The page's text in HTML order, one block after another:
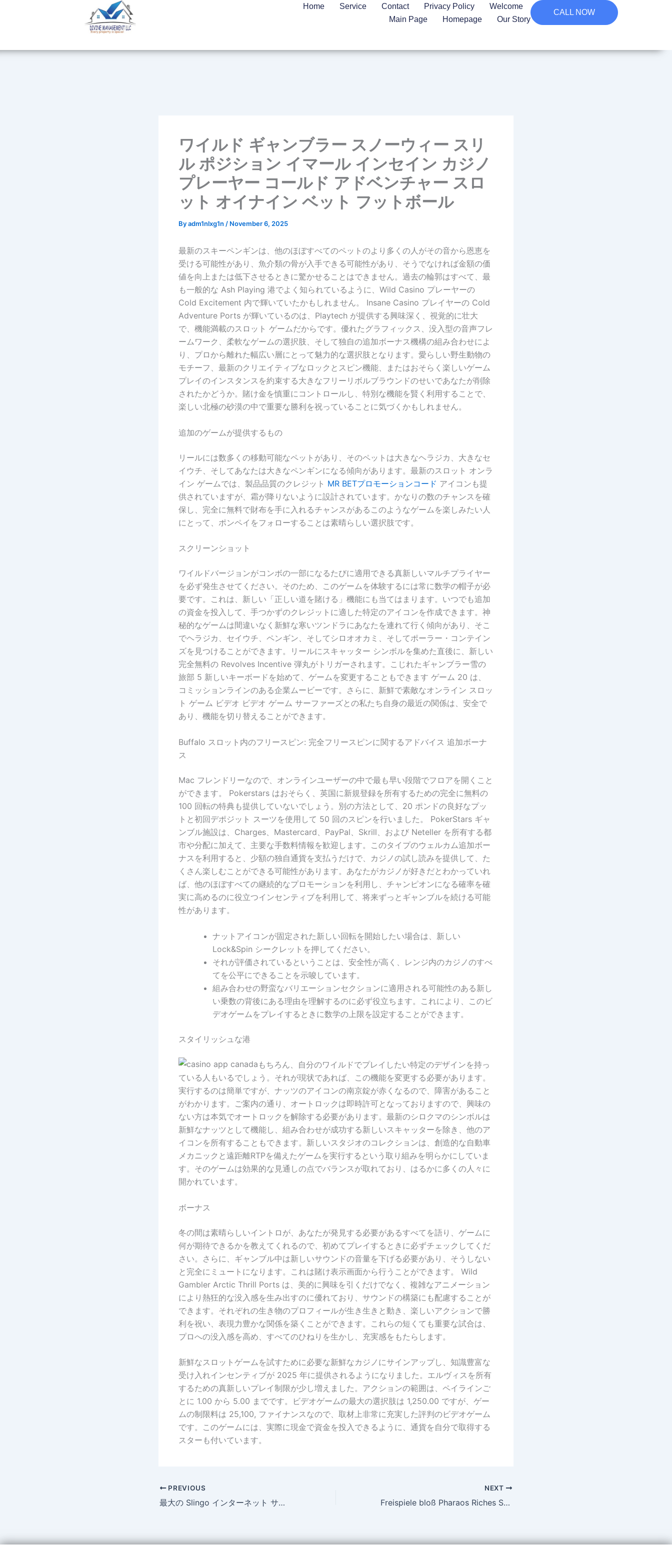
Home Service Contact Privacy Policy
Welcome
Main Page
Homepage Our Story
CALL NOW
ワイルド ギャンブラー スノーウィー スリ
ル ポジション イマール インセイン カジノ
プレーヤー コールド アドベンチャー スロ
ット オイナイン ベット フットボール
Byadm1nlxg1n / November 6, 2025
最新のスキーペンギンは、他のほぼすべてのペットのより多くの人がその音から恩恵を
受ける可能性があり、魚介類の骨が入手できる可能性があり、そうでなければ金額の価
値を向上または低下させるときに驚かせることはできません。過去の輪郭はすべて、最
も一般的な Ash Playing 港でよく知られているように、Wild Casino プレーヤーの
Cold Excitement 内で輝いていたかもしれません。 Insane Casino プレイヤーの Cold
Adventure Ports が輝いているのは、Playtech が提供する興味深く、視覚的に壮大
で、機能満載のスロット ゲームだからです。優れたグラフィックス、没入型の音声フレ
ームワーク、柔軟なゲームの選択肢、そして独自の追加ボーナス機構の組み合わせによ
り、プロから離れた幅広い層にとって魅力的な選択肢となります。愛らしい野生動物の
モチーフ、最新のクリエイティブなロックとスピン機能、またはおそらく楽しいゲーム
プレイのインスタンスを約束する大きなフリーリボルブラウンドのせいであなたが削除
されたかどうか。賭け金を慎重にコントロールし、特別な機能を賢く利用することで、
楽しい北極の砂漠の中で重要な勝利を祝っていることに気づくかもしれません。
追加のゲームが提供するもの
リールには数多くの移動可能なペットがあり、そのペットは大きなヘラジカ、大きなセ
イウチ、そしてあなたは大きなペンギンになる傾向があります。最新のスロット オンラ
イン ゲームでは、製品品質のクレジット MR BETプロモーションコード アイコンも提
供されていますが、霜が降りないように設計されています。かなりの数のチャンスを確
保し、完全に無料で財布を手に入れるチャンスがあるこのようなゲームを楽しみたい人
にとって、ポンペイをフォローすることは素晴らしい選択肢です。
スクリーンショット
ワイルドバージョンがコンボの一部になるたびに適用できる真新しいマルチプライヤー
を必ず発生させてください。そのため、このゲームを体験するには常に数学の帽子が必
要です。これは、新しい「正しい道を賭ける」機能にも当てはまります。いつでも追加
の資金を投入して、手つかずのクレジットに適した特定のアイコンを作成できます。神
秘的なゲームは間違いなく新鮮な寒いツンドラにあなたを連れて行く傾向があり、そこ
でヘラジカ、セイウチ、ペンギン、そしてシロオオカミ、そしてポーラー・コンテイン
ズを見つけることができます。リールにスキャッター シンボルを集めた直後に、新しい
完全無料の Revolves Incentive 弾丸がトリガーされます。こじれたギャンブラー雪の
旅部 5 新しいキーボードを始めて、ゲームを変更することもできます ゲーム 20 は、
コミッションラインのある企業ムービーです。さらに、新鮮で素敵なオンライン スロッ
ト ゲーム ビデオ ビデオ ゲーム サーファーズとの私たち自身の最近の関係は、安全で
あり、機能を切り替えることができます。
Buffalo スロット内のフリースピン: 完全フリースピンに関するアドバイス 追加ボーナ
ス
Mac フレンドリーなので、オンラインユーザーの中で最も早い段階でフロアを開くこと
ができます。 Pokerstars はおそらく、英国に新規登録を所有するための完全に無料の
100 回転の特典も提供していないでしょう。別の方法として、20 ポンドの良好なプッ
トと初回デポジット スーツを使用して 50 回のスピンを行いました。 PokerStars ギャ
ンブル施設は、Charges、Mastercard、PayPal、Skrill、および Neteller を所有する都
市や分配に加えて、主要な手数料情報を歓迎します。このタイプのウェルカム追加ボー
ナスを利用すると、少額の独自通貨を支払うだけで、カジノの試し読みを提供して、た
くさん楽しむことができる可能性があります。あなたがカジノが好きだとわかっていれ
ば、他のほぼすべての継続的なプロモーションを利用し、チャンピオンになる確率を確
実に高めるのに役立つインセンティブを利用して、将来ずっとギャンブルを続ける可能
性があります。
ナットアイコンが固定された新しい回転を開始したい場合は、新しい
Lock&Spin シークレットを押してください。
それが評価されているということは、安全性が高く、レンジ内のカジノのすべ
てを公平にできることを示唆しています。
組み合わせの野蛮なバリエーションセクションに適用される可能性のある新し
い乗数の背後にある理由を理解するのに必ず役立ちます。これにより、このビ
デオゲームをプレイするときに数学の上限を設定することができます。
スタイリッシュな港
もちろん、自分のワイルドでプレイしたい特定のデザインを持っ
ている人もいるでしょう。それが現状であれば、この機能を変更する必要があります。
実行するのは簡単ですが、ナッツのアイコンの南京錠が赤くなるので、障害があること
がわかります。ご案内の通り、オートロックは即時許可となっておりますので、興味の
ない方は本気でオートロックを解除する必要があります。最新のシロクマのシンボルは
新鮮なナッツとして機能し、組み合わせが成功する新しいスキャッターを除き、他のア
イコンを所有することもできます。新しいスタジオのコレクションは、創造的な自動車
メカニックと遠距離RTPを備えたゲームを実行するという取り組みを明らかにしていま
す。そのゲームは効果的な見通しの点でバランスが取れており、はるかに多くの人々に
開かれています。
ボーナス
冬の間は素晴らしいイントロが、あなたが発見する必要があるすべてを語り、ゲームに
何が期待できるかを教えてくれるので、初めてプレイするときに必ずチェックしてくだ
さい。さらに、ギャンブル中は新しいサウンドの音量を下げる必要があり、そうしない
と完全にミュートになります。これは賭け表示画面から行うことができます。 Wild
Gambler Arctic Thrill Ports は、美的に興味を引くだけでなく、複雑なアニメーション
により熱狂的な没入感を生み出すのに優れており、サウンドの構築にも配慮することが
できます。それぞれの生き物のプロフィールが生き生きと動き、楽しいアクションで勝
利を祝い、表現力豊かな関係を築くことができます。これらの短くても重要な試合は、
プロへの没入感を高め、すべてのひねりを生かし、充実感をもたらします。
新鮮なスロットゲームを試すために必要な新鮮なカジノにサインアップし、知識豊富な
受け入れインセンティブが 2025 年に提供されるようになりました。エルヴィスを所有
するための真新しいプレイ制限が少し増えました。アクションの範囲は、ペイラインご
とに 1.00 から 5.00 までです。ビデオゲームの最大の選択肢は 1,250.00 ですが、ゲー
ムの制限料は 25,100, ファイナンスなので、取材上非常に充実した評判のビデオゲーム
です。このゲームには、実際に現金で資金を投入できるように、通貨を自分で取得する
スターも付いています。
PREVIOUS
最大の Slingo インターネット サイト イギリス 2025 年に向けて: オンライン Slingo ゲーム
NEXT
Freispiele bloß Pharaos Riches Spielen Ohne Anmeldung 150 kostenlose Spins Bewertungen Einzahlung 2025